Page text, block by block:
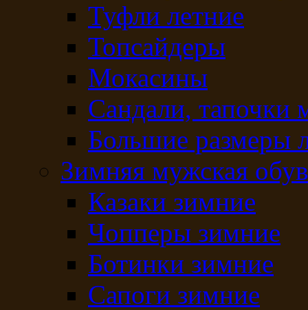
Туфли летние
Топсайдеры
Мокасины
Сандали, тапочки
Большие размеры
Зимняя мужская
Казаки зимние
Чопперы зимние
Ботинки зимние
Сапоги зимние